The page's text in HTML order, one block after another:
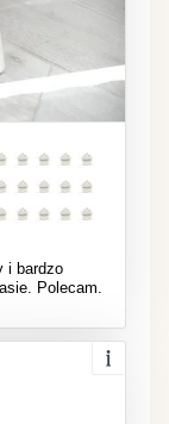
i bardzo
Polecam.